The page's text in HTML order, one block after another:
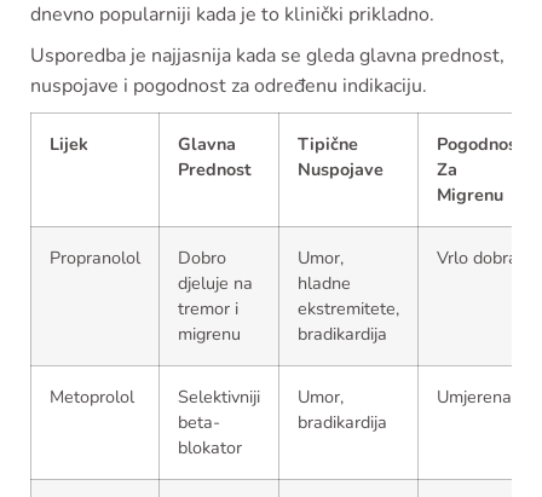
dnevno popularniji kada je to klinički prikladno.
Usporedba je najjasnija kada se gleda glavna prednost,
nuspojave i pogodnost za određenu indikaciju.
Lijek
Glavna
Prednost
Tipične
Nuspojave
Pogodnost
Za
Migrenu
Propranolol
Dobro
djeluje na
tremor i
migrenu
Umor,
hladne
ekstremitete,
bradikardija
Vrlo dobra
Metoprolol
Selektivniji
beta-
blokator
Umor,
bradikardija
Umjerena